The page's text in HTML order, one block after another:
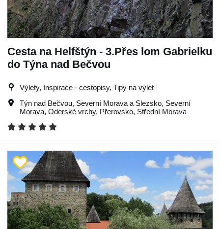
Cesta na Helfštýn - 3.Přes lom Gabrielku
do Týna nad Bečvou
Výlety, Inspirace - cestopisy, Tipy na výlet
Týn nad Bečvou, Severní Morava a Slezsko, Severní
Morava, Oderské vrchy, Přerovsko, Střední Morava